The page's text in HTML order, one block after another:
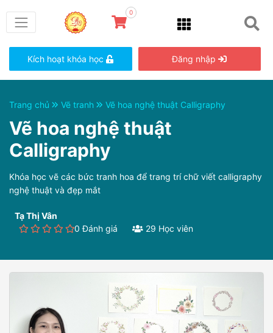
0
Kích hoạt khóa học Đăng nhập
Trang chủ Vẽ tranh Vẽ hoa nghệ thuật Calligraphy
Vẽ hoa nghệ thuật
Calligraphy
Khóa học vẽ các bức tranh hoa để trang trí chữ viết calligraphy
nghệ thuật và đẹp mắt
Tạ Thị Vân
0 Đánh giá
29 Học viên